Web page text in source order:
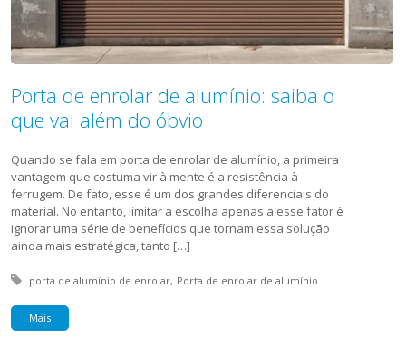
Porta de enrolar de alumínio: saiba o
que vai além do óbvio
Quando se fala em porta de enrolar de alumínio, a primeira
vantagem que costuma vir à mente é a resistência à
ferrugem. De fato, esse é um dos grandes diferenciais do
material. No entanto, limitar a escolha apenas a esse fator é
ignorar uma série de benefícios que tornam essa solução
ainda mais estratégica, tanto […]
Tagged with:
porta de alumínio de enrolar Porta de enrolar de alumínio
Mais